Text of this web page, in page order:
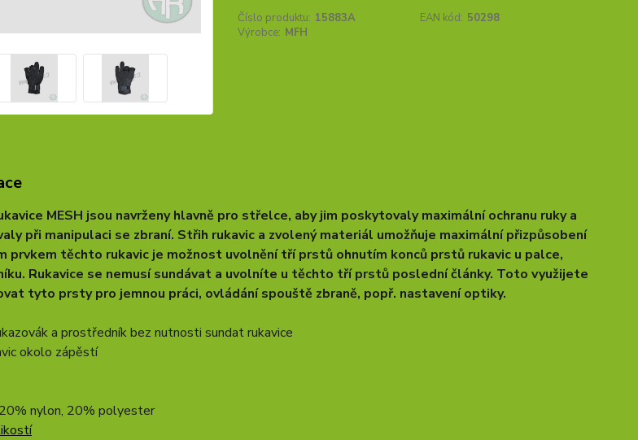
Číslo produktu: 15883A EAN kód: 50298
Výrobce: MFH
MESH jsou navrženy hlavně pro střelce, aby jim poskytovaly maximální ochranu ruky a
při manipulaci se zbraní. Střih rukavic a zvolený materiál umožňuje maximální přizpůsobení
prvkem těchto rukavic je možnost uvolnění tří prstů ohnutím konců prstů rukavic u palce,
Rukavice se nemusí sundávat a uvolníte u těchto tří prstů poslední články. Toto využijete
tyto prsty pro jemnou práci, ovládání spouště zbraně, popř. nastavení optiky.
a prostředník bez nutnosti sundat rukavice
okolo zápěstí
nylon, 20% polyester